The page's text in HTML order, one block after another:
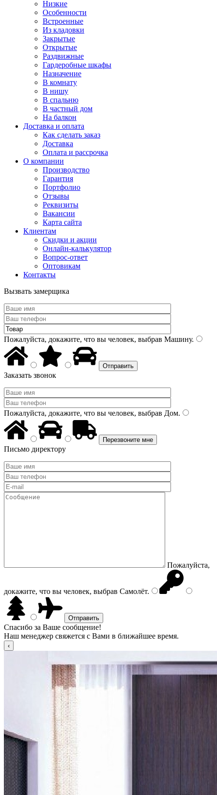
Низкие
Особенности
Встроенные
Из кладовки
Закрытые
Открытые
Раздвижные
Гардеробные шкафы
Назначение
В комнату
В нишу
В спальню
В частный дом
На балкон
Доставка и оплата
Как сделать заказ
Доставка
Оплата и рассрочка
О компании
Производство
Гарантия
Портфолио
Отзывы
Реквизиты
Вакансии
Карта сайта
Клиентам
Скидки и акции
Онлайн-калькулятор
Вопрос-ответ
Оптовикам
Контакты
Вызвать замерщика
Пожалуйста, докажите, что вы человек, выбрав Машину.
Заказать звонок
Пожалуйста, докажите, что вы человек, выбрав Дом.
Письмо директору
Пожалуйста,
докажите, что вы человек, выбрав Самолёт.
Спасибо за Ваше сообщение!
Наш менеджер свяжется с Вами в ближайшее время.